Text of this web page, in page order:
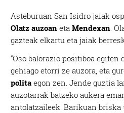
Asteburuan San Isidro jaiak
Olatz auzoan etaMendexan .
gazteak elkartu eta jaiak
“Oso balorazio positiboa egiten
gehiago etorri ze auzora, eta
polita egon zen. Jende guztia
auzotarrak batzeko aukera
antolatzaileek. Barikuan